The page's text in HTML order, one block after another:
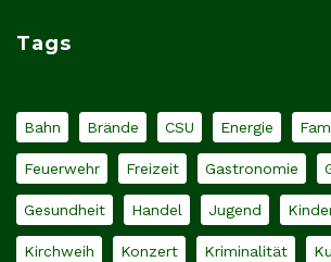
Tags
Bahn Brände CSU Energie
Feuerwehr Freizeit Gastronomie
Gesundheit Handel Jugend
Kirchweih Konzert Kriminalität